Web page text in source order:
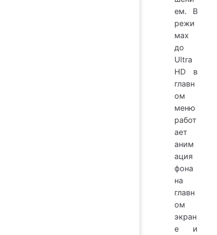
ем. В
режи
мах
до
Ultra
HD в
главн
ом
меню
работ
ает
аним
ация
фона
на
главн
ом
экран
е и